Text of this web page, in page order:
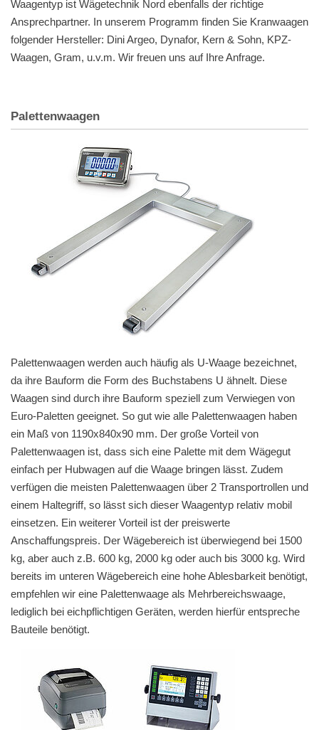
Waagentyp ist Wägetechnik Nord ebenfalls der richtige
Ansprechpartner. In unserem Programm finden Sie Kranwaagen
folgender Hersteller: Dini Argeo, Dynafor, Kern & Sohn, KPZ-
Waagen, Gram, u.v.m. Wir freuen uns auf Ihre Anfrage.
Palettenwaagen
Palettenwaagen werden auch häufig als U-Waage bezeichnet,
da ihre Bauform die Form des Buchstabens U ähnelt. Diese
Waagen sind durch ihre Bauform speziell zum Verwiegen von
Euro-Paletten geeignet. So gut wie alle Palettenwaagen haben
ein Maß von 1190x840x90 mm. Der große Vorteil von
Palettenwaagen ist, dass sich eine Palette mit dem Wägegut
einfach per Hubwagen auf die Waage bringen lässt. Zudem
verfügen die meisten Palettenwaagen über 2 Transportrollen und
einem Haltegriff, so lässt sich dieser Waagentyp relativ mobil
einsetzen. Ein weiterer Vorteil ist der preiswerte
Anschaffungspreis. Der Wägebereich ist überwiegend bei 1500
kg, aber auch z.B. 600 kg, 2000 kg oder auch bis 3000 kg. Wird
bereits im unteren Wägebereich eine hohe Ablesbarkeit benötigt,
empfehlen wir eine Palettenwaage als Mehrbereichswaage,
lediglich bei eichpflichtigen Geräten, werden hierfür entspreche
Bauteile benötigt.